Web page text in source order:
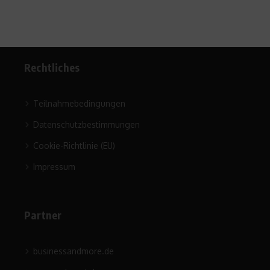
Rechtliches
Teilnahmebedingungen
Datenschutzbestimmungen
Cookie-Richtlinie (EU)
Impressum
Partner
businessandmore.de